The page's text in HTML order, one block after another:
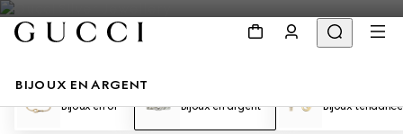
BIJOUX EN ARGENT
Bijoux en or Bijoux en argent Bijoux tendance